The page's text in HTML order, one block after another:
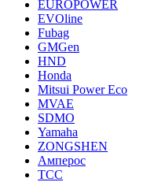
EUROPOWER
EVOline
Fubag
GMGen
HND
Honda
Mitsui Power Eco
MVAE
SDMO
Yamaha
ZONGSHEN
Амперос
ТСС